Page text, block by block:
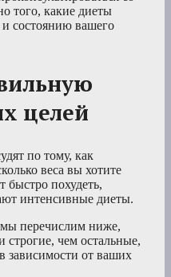
того, какие диеты
состоянию вашего
целей
по тому, как
веса вы хотите
быстро похудеть,
интенсивные диеты.
перечислим ниже,
строгие, чем остальные,
зависимости от ваших